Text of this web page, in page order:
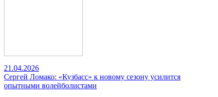
21.04.2026
Сергей Ломако: «Кузбасс» к новому сезону усилится
опытными волейболистами